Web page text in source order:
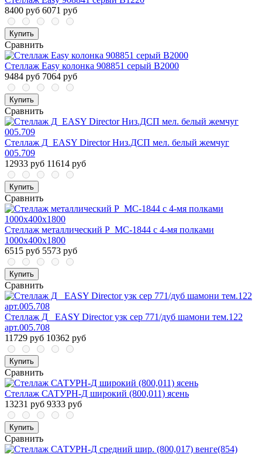
8400 руб 6071 руб
Купить
Сравнить
Стеллаж Easy колонка 908851 серый В2000
9484 руб 7064 руб
Купить
Сравнить
Стеллаж Д_EASY Director Низ.ДСП мел. белый жемчуг
005.709
12933 руб 11614 руб
Купить
Сравнить
Стеллаж металлический P_МС-1844 с 4-мя полками
1000х400х1800
6515 руб 5573 руб
Купить
Сравнить
Стеллаж Д_ EASY Director узк сер 771/дуб шамони тем.122
арт.005.708
11729 руб 10362 руб
Купить
Сравнить
Стеллаж САТУРН-Д широкий (800,011) ясень
13231 руб 9333 руб
Купить
Сравнить